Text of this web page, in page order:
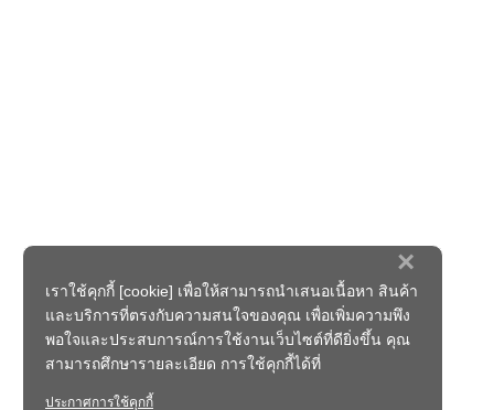
×
เราใช้คุกกี้ [cookie] เพื่อให้สามารถนำเสนอเนื้อหา สินค้า
และบริการที่ตรงกับความสนใจของคุณ เพื่อเพิ่มความพึง
พอใจและประสบการณ์การใช้งานเว็บไซต์ที่ดียิ่งขึ้น คุณ
สามารถศึกษารายละเอียด การใช้คุกกี้ได้ที่
ประกาศการใช้คุกกี้